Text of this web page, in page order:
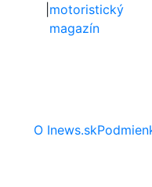
motoristický
magazín
O Inews.sk